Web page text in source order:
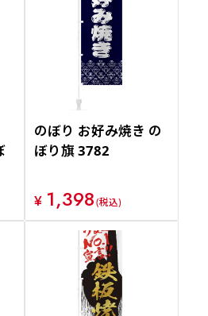
のぼり お好み焼き の
ぼり旗 3782
¥ 1,398(税込)